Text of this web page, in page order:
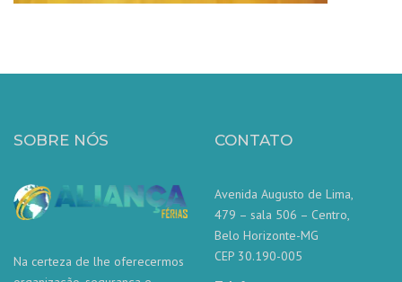
SOBRE NÓS
Na certeza de lhe oferecermos
CONTATO
Avenida Augusto de Lima,
479 – sala 506 – Centro,
Belo Horizonte-MG
CEP 30.190-005